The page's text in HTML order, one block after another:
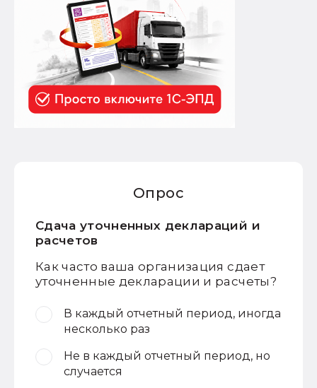
Опрос
Сдача уточненных деклараций и
расчетов
Как часто ваша организация сдает
уточненные декларации и расчеты?
В каждый отчетный период, иногда
несколько раз
Не в каждый отчетный период, но
случается